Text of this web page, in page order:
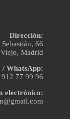
Dirección:
66
Madrid
/ WhatsApp:
912 77 99 96
electrónico: